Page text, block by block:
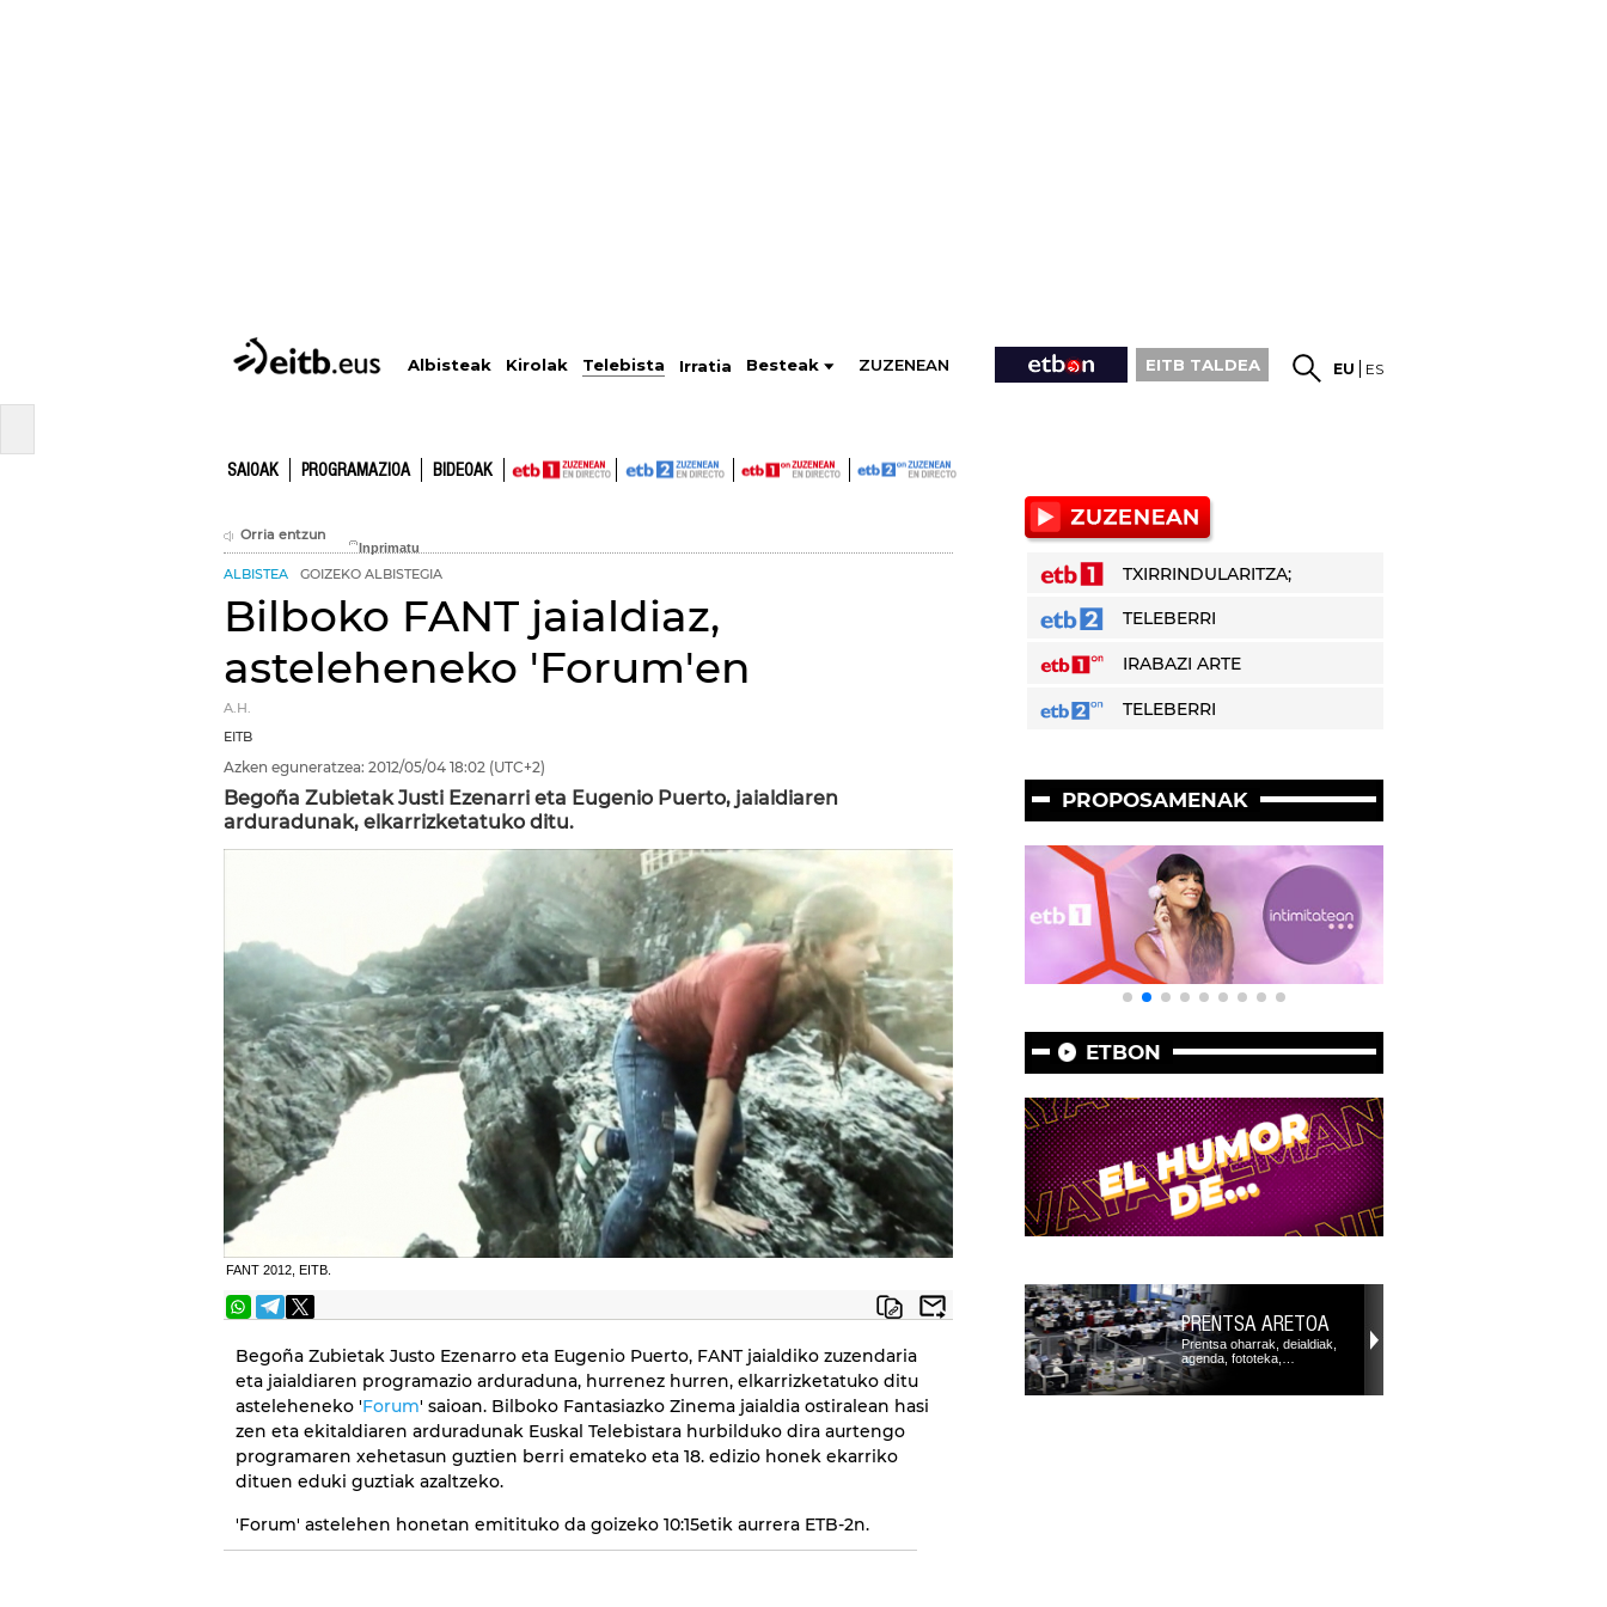
Albisteak Kirolak Telebista Irratia Besteak ZUZENEAN EITB TALDEA EU ES
SAIOAK PROGRAMAZIOA BIDEOAK
Orria entzun
ALBISTEA GOIZEKO ALBISTEGIA
Bilboko FANT jaialdiaz,
asteleheneko 'Forum'en
A.H.
EITB
Azken eguneratzea: 2012/05/04 18:02 (UTC+2)
Begoña Zubietak Justi Ezenarri eta Eugenio Puerto, jaialdiaren
arduradunak, elkarrizketatuko ditu.
FANT 2012, EITB.
Begoña Zubietak Justo Ezenarro eta Eugenio Puerto, FANT jaialdiko zuzendaria
eta jaialdiaren programazio arduraduna, hurrenez hurren, elkarrizketatuko ditu
asteleheneko 'Forum' saioan. Bilboko Fantasiazko Zinema jaialdia ostiralean hasi
zen eta ekitaldiaren arduradunak Euskal Telebistara hurbilduko dira aurtengo
programaren xehetasun guztien berri emateko eta 18. edizio honek ekarriko
dituen eduki guztiak azaltzeko.
'Forum' astelehen honetan emitituko da goizeko 10:15etik aurrera ETB-2n.
TXIRRINDULARITZA;
TELEBERRI
IRABAZI ARTE
TELEBERRI
PROPOSAMENAK
ETBON
PRENTSA ARETOA
Prentsa oharrak, deialdiak,
agenda, fototeka,…